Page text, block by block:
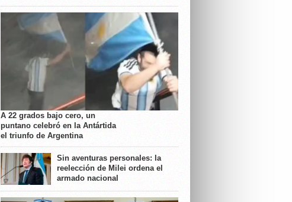
A 22 grados bajo cero, un
puntano celebró en la Antártida
el triunfo de Argentina
Sin aventuras personales: la
reelección de Milei ordena el
armado nacional